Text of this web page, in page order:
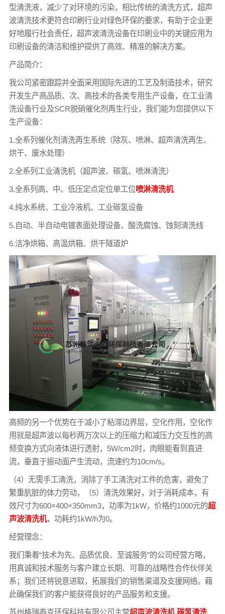
型清洗液，减少了对环境的污染，相比传统的清洗方式，超声
波清洗技术更符合印刷行业对绿色环保的要求，有助于企业更
好地履行社会责任，超声波清洗设备在印刷业中的关键应用为
印刷设备的清洁和维护提供了高效、精准的解决方案。
产品简介：
我公司紧密跟踪并全面采用国际先进的工艺及制造技术，研究
开发生产高品质、次、高技术的各类专用生产设备，在工业清
洗设备行业及SCR脱硝催化剂再生行业，我们能为您提供以下
生产设备：
1.全系列催化剂清洗再生系统（除灰、喷淋、超声清洗再生、
烘干、废水处理）
2.全系列工业清洗机（超声波、碳氢、喷淋清洗）
3.全系列高、中、低压定点定位单工位喷淋清洗机
4.纯水系统、工业冷液机、工业碳氢设备
5.自动、半自动电镀表面处理设备、酸洗腐蚀、蚀刻清洗线
6.洁净烘箱、高温烘箱、烘干隧道炉
高频的另一个优势在于减小了粘滞边界层，空化作用，空化作
用就是超声波以每秒两万次以上的压缩力和减压力交互性的高
频变换方式向液体进行透射，5W/cm2时，肉眼能看到直进
流，垂直于振动面产生流动，流速约为10cm/s。
（4）无需手工清洗，消除了手工清洗对工件的危害，避免了
繁重肮脏的体力劳动，（5）清洗效果好，对于消耗成本，有
效尺寸为600×400×350mm3，功率为1kW，价格约1000元的超
声波清洗机，功耗约1kW/h为0。
经营理念：
我们秉着“技术为先、品质优良、至诚服务”的公司经营方略，
用真诚和技术服务与客户建立长期、可靠的战略性合作伙伴关
系；我们还将锐意进取，拓展我们的销售渠道及支援网络。藉
此确保我们的客户能获得良好的产品服务和支援。
苏州格瑞泰克环保科技有限公司主营超声波清洗机,碳氢清洗